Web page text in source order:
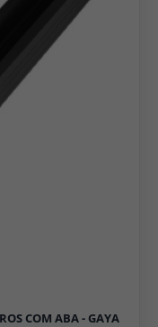
COM ABA - GAYA